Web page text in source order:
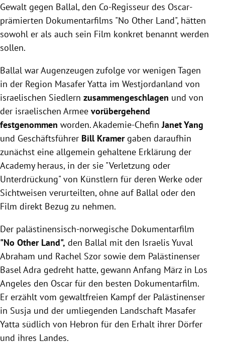
Gewalt gegen Ballal, den Co-Regisseur des Oscar-
prämierten Dokumentarfilms "No Other Land", hätten
sowohl er als auch sein Film konkret benannt werden
sollen.
Ballal war Augenzeugen zufolge vor wenigen Tagen
in der Region Masafer Yatta im Westjordanland von
israelischen Siedlern zusammengeschlagen und von
der israelischen Armee vorübergehend
festgenommen worden. Akademie-ChefinJanet Yang
und Geschäftsführer Bill Kramergaben daraufhin
zunächst eine allgemein gehaltene Erklärung der
Academy heraus, in der sie "Verletzung oder
Unterdrückung" von Künstlern für deren Werke oder
Sichtweisen verurteilten, ohne auf Ballal oder den
Film direkt Bezug zu nehmen.
Der palästinensisch-norwegische Dokumentarfilm
"No Other Land", den Ballal mit den Israelis Yuval
Abraham und Rachel Szor sowie dem Palästinenser
Basel Adra gedreht hatte, gewann Anfang März in Los
Angeles den Oscar für den besten Dokumentarfilm.
Er erzählt vom gewaltfreien Kampf der Palästinenser
in Susja und der umliegenden Landschaft Masafer
Yatta südlich von Hebron für den Erhalt ihrer Dörfer
und ihres Landes.